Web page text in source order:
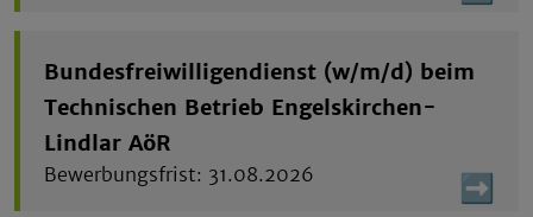
Bundesfreiwilligendienst (w/m/d) beim
Technischen Betrieb Engelskirchen-
Lindlar AöR
31.08.2026